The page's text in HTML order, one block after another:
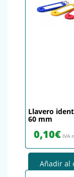
Llavero
60 mm
0,10€ IVA
Añadir al